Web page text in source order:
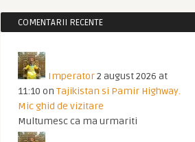
COMENTARII RECENTE
Imperator2 august 2026 at
11:10 on Tajikistan si Pamir Highway.
Mic ghid de vizitare
Multumesc ca ma urmariti